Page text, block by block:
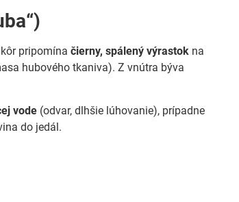
pripomínačierny, spálený výrastok na
hubového tkaniva). Z vnútra býva
vode (odvar, dlhšie lúhovanie), prípadne
do jedál.